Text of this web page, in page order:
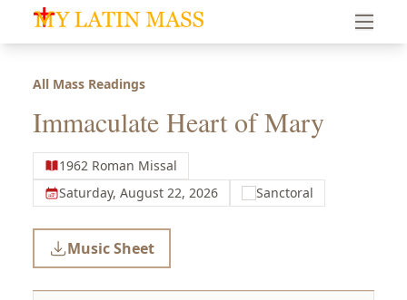
My Latin Mass - Traditional Latin Mass of South Florida
All Mass Readings
Immaculate Heart of Mary
1962 Roman Missal
Saturday, August 22, 2026
Sanctoral
Music Sheet